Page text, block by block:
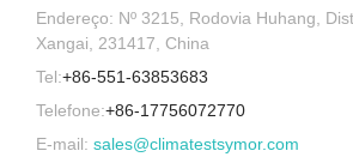
Endereço: Nº 3215, Rodovia Huhang,
Xangai, 231417, China
Tel:+86-551-63853683
Telefone:+86-17756072770
E-mail: sales@climatestsymor.com